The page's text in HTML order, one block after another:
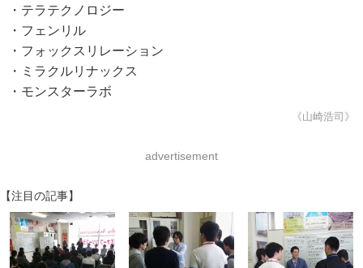
・テラテクノロジー
・フェンリル
・フォックスリレーション
・ミラクルリナックス
・モンスターラボ
《山崎浩司》
advertisement
【注目の記事】